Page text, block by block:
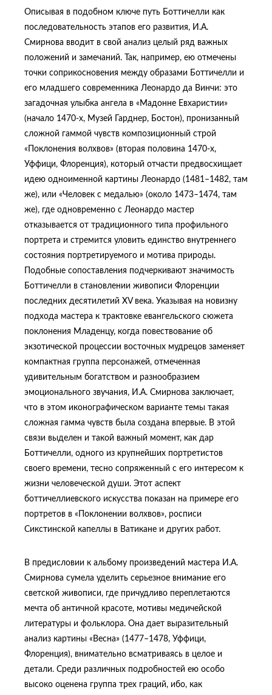
Описывая в подобном ключе путь Боттичелли как
последовательность этапов его развития, И.А.
Смирнова вводит в свой анализ целый ряд важных
положений и замечаний. Так, например, ею отмечены
точки соприкосновения между образами Боттичелли и
его младшего современника Леонардо да Винчи: это
загадочная улыбка ангела в «Мадонне Евхаристии»
(начало 1470-х, Музей Гарднер, Бостон), пронизанный
сложной гаммой чувств композиционный строй
«Поклонения волхвов» (вторая половина 1470-х,
Уффици, Флоренция), который отчасти предвосхищает
идею одноименной картины Леонардо (1481–1482, там
же), или «Человек с медалью» (около 1473–1474, там
же), где одновременно с Леонардо мастер
отказывается от традиционного типа профильного
портрета и стремится уловить единство внутреннего
состояния портретируемого и мотива природы.
Подобные сопоставления подчеркивают значимость
Боттичелли в становлении живописи Флоренции
последних десятилетий XV века. Указывая на новизну
подхода мастера к трактовке евангельского сюжета
поклонения Младенцу, когда повествование об
экзотической процессии восточных мудрецов заменяет
компактная группа персонажей, отмеченная
удивительным богатством и разнообразием
эмоционального звучания, И.А. Смирнова заключает,
что в этом иконографическом варианте темы такая
сложная гамма чувств была создана впервые. В этой
связи выделен и такой важный момент, как дар
Боттичелли, одного из крупнейших портретистов
своего времени, тесно сопряженный с его интересом к
жизни человеческой души. Этот аспект
боттичеллиевского искусства показан на примере его
портретов в «Поклонении волхвов», росписи
Сикстинской капеллы в Ватикане и других работ.
В предисловии к альбому произведений мастера И.А.
Смирнова сумела уделить серьезное внимание его
светской живописи, где причудливо переплетаются
мечта об античной красоте, мотивы медичейской
литературы и фольклора. Она дает выразительный
анализ картины «Весна» (1477–1478, Уффици,
Флоренция), внимательно всматриваясь в целое и
детали. Среди различных подробностей ею особо
высоко оценена группа трех граций, ибо, как